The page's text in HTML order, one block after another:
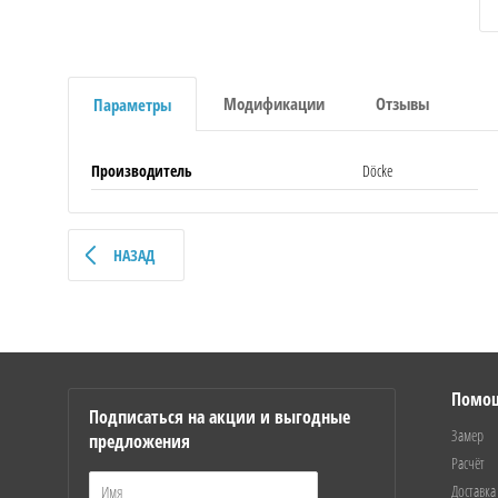
Параметры Модификации Отзывы
Производитель Döcke
НАЗАД
Подписаться на акции и выгодные
предложения
Замер
Расчёт
Доставка